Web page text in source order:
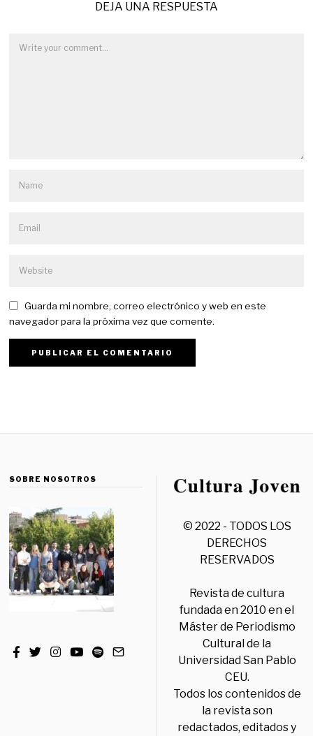
DEJA UNA RESPUESTA
Guarda mi nombre, correo electrónico y web en este
navegador para la próxima vez que comente.
SOBRE NOSOTROS
© 2022 - TODOS LOS
DERECHOS
RESERVADOS
Revista de cultura
fundada en 2010 en el
Máster de Periodismo
Cultural de la
Universidad San Pablo
CEU.
Todos los contenidos de
la revista son
redactados, editados y